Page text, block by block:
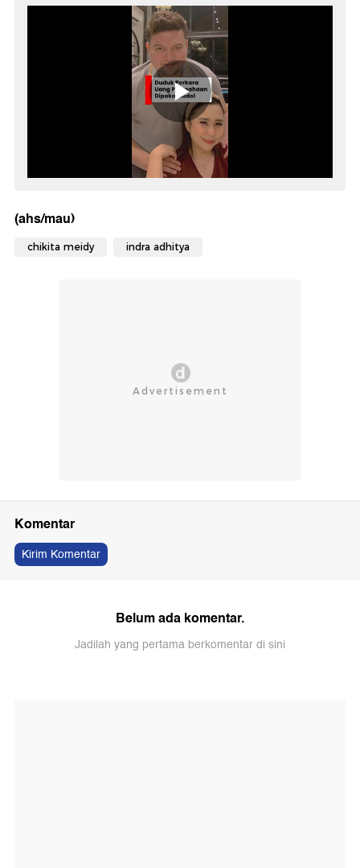
(ahs/mau)
chikita meidy indra adhitya
Komentar
Kirim Komentar
Belum ada komentar.
Jadilah yang pertama berkomentar di sini